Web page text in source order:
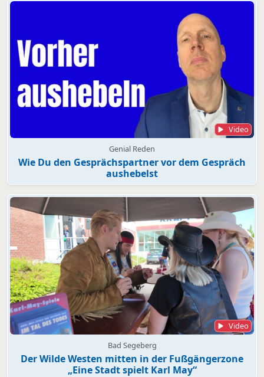
Video
Genial Reden
Wie Du den Gesprächspartner vor dem Gespräch
aushebelst
Video
Bad Segeberg
Der Wilde Westen mitten in der Fußgängerzone
„Eine Stadt spielt Karl May“